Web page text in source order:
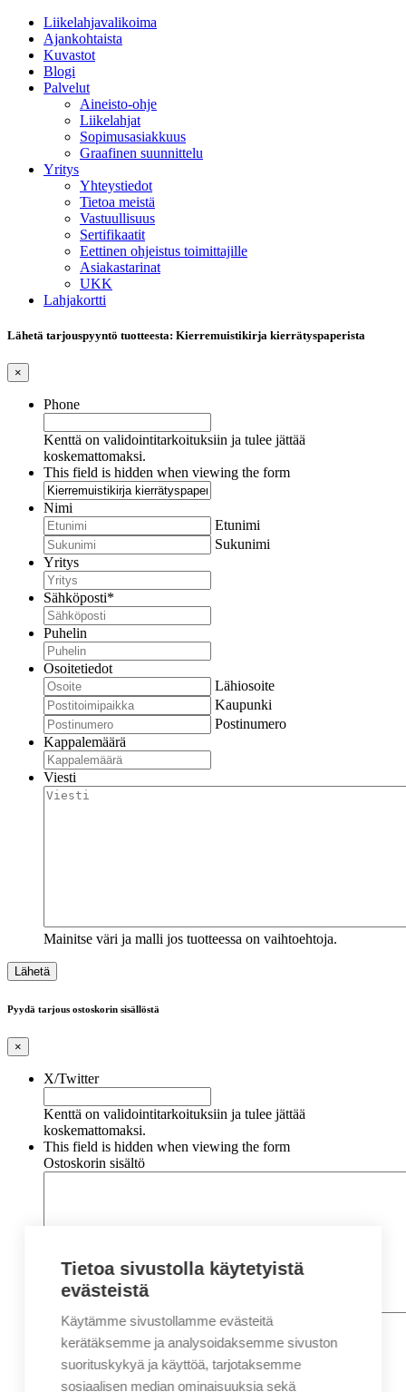
Liikelahjavalikoima
Ajankohtaista
Kuvastot
Blogi
Palvelut
Aineisto-ohje
Liikelahjat
Sopimusasiakkuus
Graafinen suunnittelu
Yritys
Yhteystiedot
Tietoa meistä
Vastuullisuus
Sertifikaatit
Eettinen ohjeistus toimittajille
Asiakastarinat
UKK
Lahjakortti
Lähetä tarjouspyyntö tuotteesta: Kierremuistikirja kierrätyspaperista
×
Phone
Kenttä on validointitarkoituksiin ja tulee jättää
koskemattomaksi.
This field is hidden when viewing the form
Nimi
Etunimi
Sukunimi
Yritys
Sähköposti*
Puhelin
Osoitetiedot
Lähiosoite
Kaupunki
Postinumero
Kappalemäärä
Viesti
Mainitse väri ja malli jos tuotteessa on vaihtoehtoja.
Pyydä tarjous ostoskorin sisällöstä
×
X/Twitter
Kenttä on validointitarkoituksiin ja tulee jättää
koskemattomaksi.
This field is hidden when viewing the form
Ostoskorin sisältö
Nimi*
Etunimi
Sukunimi
Tietoa sivustolla käytetyistä
evästeistä
Käytämme sivustollamme evästeitä
kerätäksemme ja analysoidaksemme sivuston
suorituskykyä ja käyttöä, tarjotaksemme
sosiaalisen median ominaisuuksia sekä